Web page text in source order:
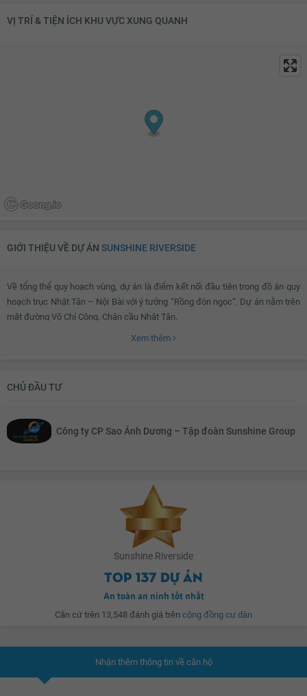
Đèn ốp trần phòng khách
Đèn ốp trần nhà tắm Chắn ban công
Đèn ốp trần ban công
VỊ TRÍ & TIỆN ÍCH KHU VỰC XUNG QUANH
GIỚI THIỆU VỀ DỰ ÁN SUNSHINE RIVERSIDE
Về tổng thể quy hoạch vùng, dự án là điểm kết nối đầu tiên trong đồ án quy
hoạch trục Nhật Tân – Nội Bài với ý tưởng “Rồng đón ngọc”. Dự án nằm trên
mặt đường Võ Chí Công. Chân cầu Nhật Tân.
Ciputra, Tổ hợp Trung tâm Thương mại Ciputra Mall, Sân Golf quốc tế… Đây
giá trị hữu hình tạo nên đẳng cấp của một khu an cư thượng lưu.
Xem thêm
CHỦ ĐẦU TƯ
Công ty CP Sao Ánh Dương – Tập đoàn Sunshine Group
Sunshine Riverside
Top 137 dự án
An toàn an ninh tốt nhất
Căn cứ trên 13,548 đánh giá trên cộng đồng cư dân
Nhận thêm thông tin về căn hộ